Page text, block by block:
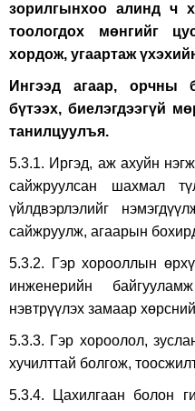
зорилгынхоо алинд ч
тоологдох мөнгийг
хордож, угаартаж
Ингээд агаар, орчны
бүтээх, биелэгдээгүй
танилцуулъя.
5.3.1. Иргэд, аж ахуйн
сайжруулсан шахмал
үйлдвэрлэлийг
сайжруулж, агаарын
5.3.2. Гэр хорооллын
инженерийн
нэвтрүүлэх замаар
5.3.3. Гэр хороолол,
хучилттай болгож,
5.3.4. Цахилгаан болон